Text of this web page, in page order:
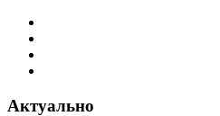
Актуально